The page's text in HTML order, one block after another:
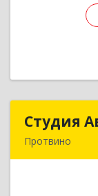
Студия
Протвино